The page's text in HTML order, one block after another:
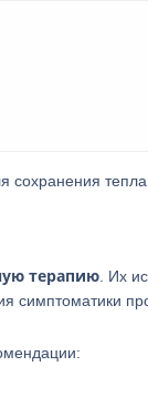
сохранения тепла
терапию . Их
симптоматики